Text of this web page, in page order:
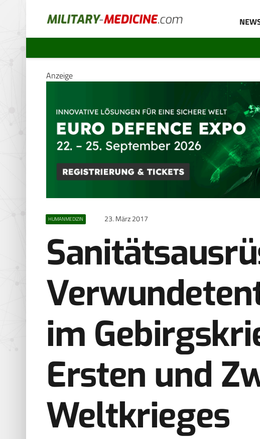
Anzeige
HUMANMEDIZIN 23. März 2017
im
Ersten und
Weltkrieges